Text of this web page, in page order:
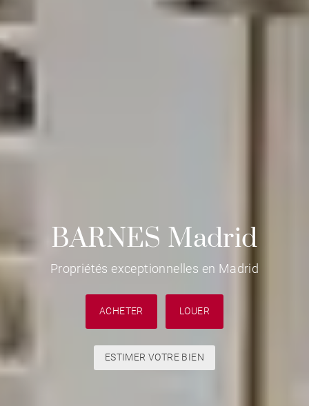
BARNES Madrid
Propriétés exceptionnelles en Madrid
ACHETER LOUER
ESTIMER VOTRE BIEN